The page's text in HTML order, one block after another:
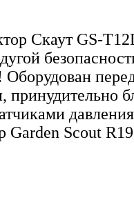
Скаут GS-
Оборудован
принудительно
Scout